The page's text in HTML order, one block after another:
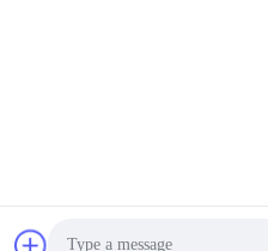
Fournisseur. © de